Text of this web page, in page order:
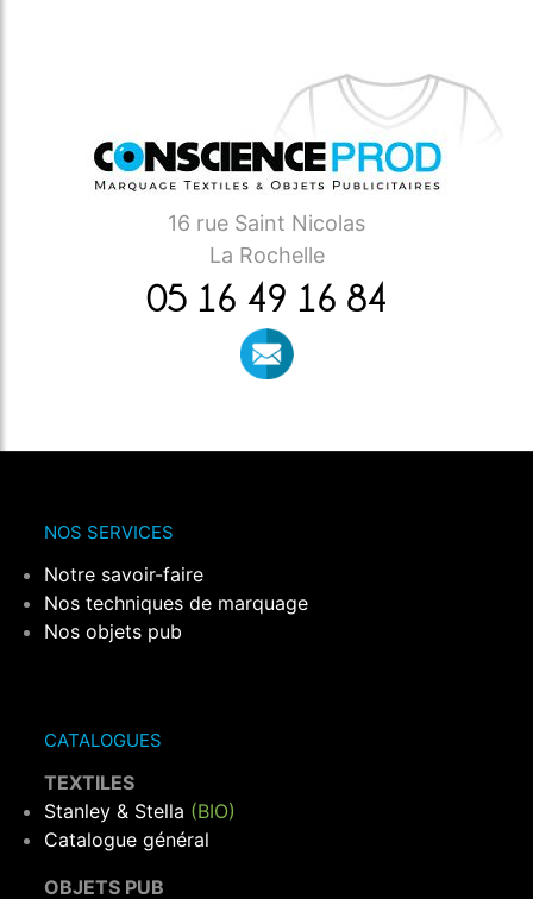
16 rue Saint Nicolas
La Rochelle
05 16 49 16 84
NOS SERVICES
Notre savoir-faire
Nos techniques de marquage
Nos objets pub
CATALOGUES
TEXTILES
Stanley & Stella (BIO)
Catalogue général
OBJETS PUB